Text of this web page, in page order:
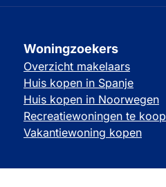
Woningzoekers
Overzicht makelaars
Huis kopen in Spanje
Huis kopen in Noorwegen
Recreatiewoningen te koop
Vakantiewoning kopen